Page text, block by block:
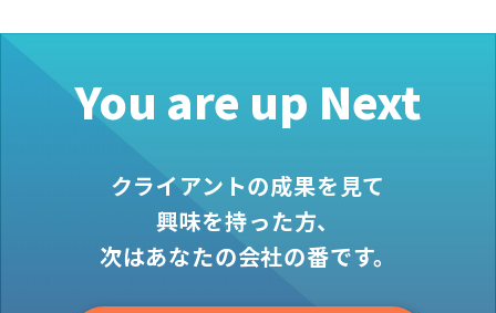
資料ダウンロード
コラム
会社概要
お問い合わせ
You are up Next
クライアントの成果を見て
興味を持った方、
次はあなたの会社の番です。